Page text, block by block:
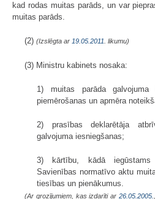
kad rodas muitas parāds, un var
muitas parāds.
(2) (Izslēgta ar 19.05.2011. likumu)
(3) Ministru kabinets nosaka:
1) muitas parāda galvojuma
piemērošanas un apmēra
2) prasības deklarētāja
galvojuma iesniegšanas;
3) kārtību, kādā iegūstams
Savienības normatīvo aktu
tiesības un pienākumus.
(Ar grozījumiem, kas izdarīti ar 26.05.2005.,